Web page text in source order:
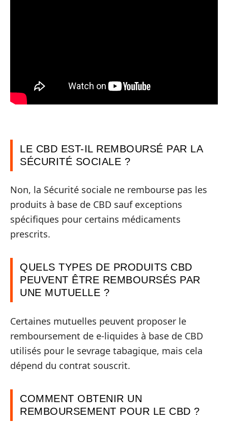
LE CBD EST-IL REMBOURSÉ PAR LA
SÉCURITÉ SOCIALE ?
Non, la Sécurité sociale ne rembourse pas les
produits à base de CBD sauf exceptions
spécifiques pour certains médicaments
prescrits.
QUELS TYPES DE PRODUITS CBD
PEUVENT ÊTRE REMBOURSÉS PAR
UNE MUTUELLE ?
Certaines mutuelles peuvent proposer le
remboursement de e-liquides à base de CBD
utilisés pour le sevrage tabagique, mais cela
dépend du contrat souscrit.
COMMENT OBTENIR UN
REMBOURSEMENT POUR LE CBD ?